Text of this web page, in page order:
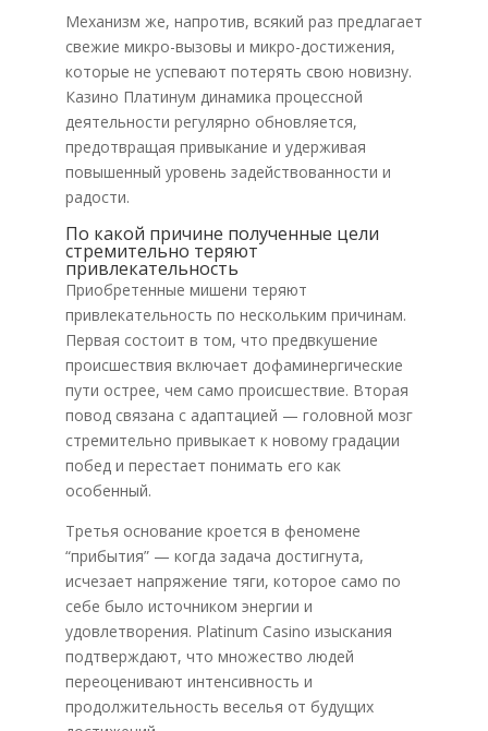
Механизм же, напротив, всякий раз предлагает
свежие микро-вызовы и микро-достижения,
которые не успевают потерять свою новизну.
Казино Платинум динамика процессной
деятельности регулярно обновляется,
предотвращая привыкание и удерживая
повышенный уровень задействованности и
радости.
По какой причине полученные цели
стремительно теряют
привлекательность
Приобретенные мишени теряют
привлекательность по нескольким причинам.
Первая состоит в том, что предвкушение
происшествия включает дофаминергические
пути острее, чем само происшествие. Вторая
повод связана с адаптацией — головной мозг
стремительно привыкает к новому градации
побед и перестает понимать его как
особенный.
Третья основание кроется в феномене
“прибытия” — когда задача достигнута,
исчезает напряжение тяги, которое само по
себе было источником энергии и
удовлетворения. Platinum Casino изыскания
подтверждают, что множество людей
переоценивают интенсивность и
продолжительность веселья от будущих